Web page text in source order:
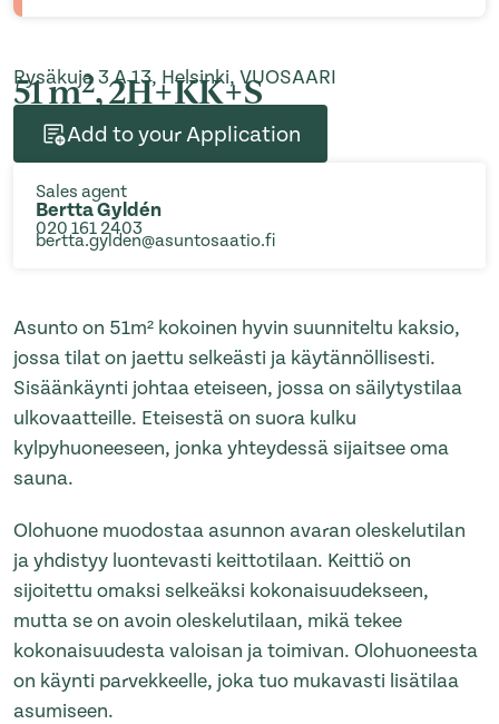
Rysäkuja 3 A 13, Helsinki, VUOSAARI
51 m2, 2H+KK+S
Add to your Application
Sales agent
Bertta Gyldén
020 161 2403
bertta.gylden@asuntosaatio.fi
Asunto on 51m² kokoinen hyvin suunniteltu kaksio,
jossa tilat on jaettu selkeästi ja käytännöllisesti.
Sisäänkäynti johtaa eteiseen, jossa on säilytystilaa
ulkovaatteille. Eteisestä on suora kulku
kylpyhuoneeseen, jonka yhteydessä sijaitsee oma
sauna.
Olohuone muodostaa asunnon avaran oleskelutilan
ja yhdistyy luontevasti keittotilaan. Keittiö on
sijoitettu omaksi selkeäksi kokonaisuudekseen,
mutta se on avoin oleskelutilaan, mikä tekee
kokonaisuudesta valoisan ja toimivan. Olohuoneesta
on käynti parvekkeelle, joka tuo mukavasti lisätilaa
asumiseen.